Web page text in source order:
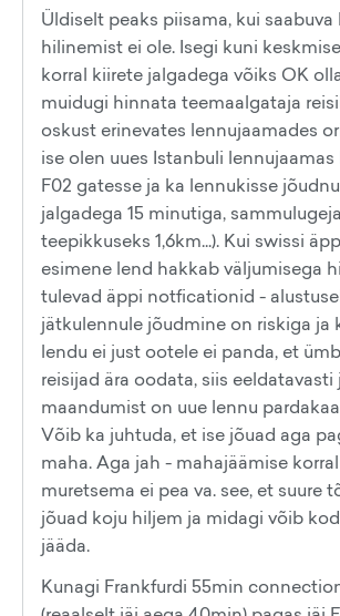
Üldiselt peaks piisama, kui saabuva
hilinemist ei ole. Isegi kuni
korral kiirete jalgadega võiks OK
muidugi hinnata teemaalgataja
oskust erinevates lennujaamades
ise olen uues Istanbuli
F02 gatesse ja ka lennukisse
jalgadega 15 minutiga,
teepikkuseks 1,6km...). Kui swissi
esimene lend hakkab väljumisega
tulevad äppi notficationid -
jätkulennule jõudmine on riskiga ja
lendu ei just ootele ei panda, et
reisijad ära oodata, siis eeldatavasti
maandumist on uue lennu
Võib ka juhtuda, et ise jõuad aga
maha. Aga jah - mahajäämise
muretsema ei pea va. see, et suure
jõuad koju hiljem ja midagi võib
jääda.
Kunagi Frankfurdi 55min